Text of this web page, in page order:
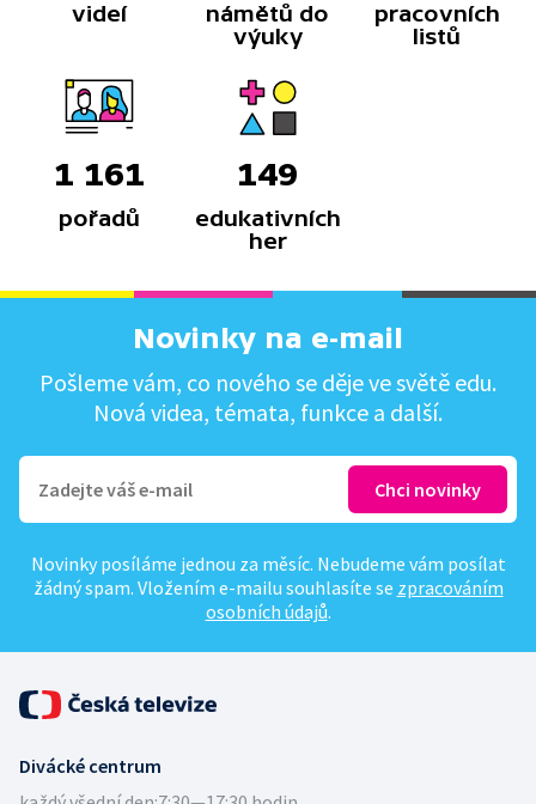
videí
námětů do
výuky
pracovních
listů
1 161
pořadů
149
edukativních
her
Novinky na e-mail
Pošleme vám, co nového se děje ve světě edu.
Nová videa, témata, funkce a další.
Novinky posíláme jednou za měsíc. Nebudeme vám posílat
žádný spam. Vložením e-mailu souhlasíte se zpracováním
osobních údajů.